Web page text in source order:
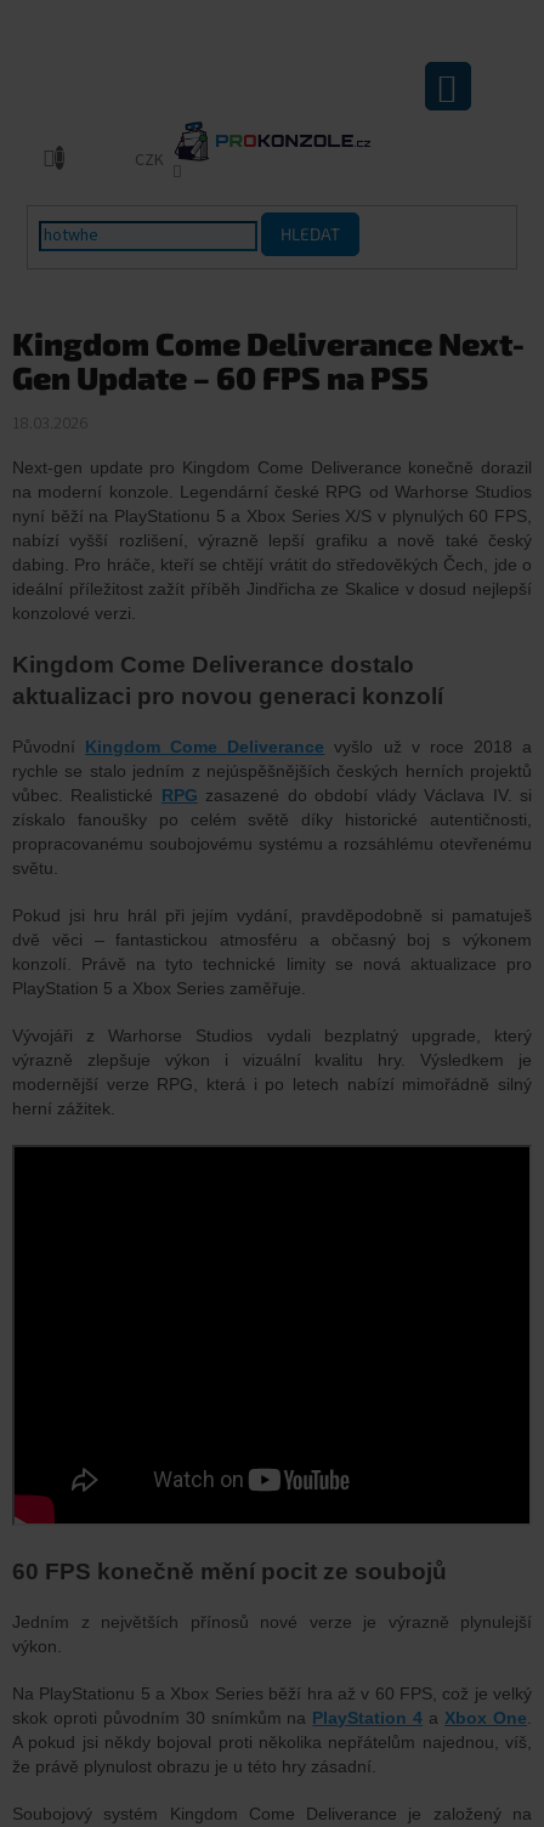
CZK
HLEDAT
KOŠÍK
Kingdom Come Deliverance Next-
Gen Update – 60 FPS na PS5
18.03.2026
Next-gen update pro Kingdom Come Deliverance konečně dorazil
na moderní konzole. Legendární české RPG od Warhorse Studios
nyní běží na PlayStationu 5 a Xbox Series X/S v plynulých 60 FPS,
nabízí vyšší rozlišení, výrazně lepší grafiku a nově také český
dabing. Pro hráče, kteří se chtějí vrátit do středověkých Čech, jde o
ideální příležitost zažít příběh Jindřicha ze Skalice v dosud nejlepší
konzolové verzi.
Kingdom Come Deliverance dostalo
aktualizaci pro novou generaci konzolí
Původní Kingdom Come Deliverance vyšlo už v roce 2018 a
rychle se stalo jedním z nejúspěšnějších českých herních projektů
vůbec. Realistické RPG zasazené do období vlády Václava IV. si
získalo fanoušky po celém světě díky historické autentičnosti,
propracovanému soubojovému systému a rozsáhlému otevřenému
světu.
Pokud jsi hru hrál při jejím vydání, pravděpodobně si pamatuješ
dvě věci – fantastickou atmosféru a občasný boj s výkonem
konzolí. Právě na tyto technické limity se nová aktualizace pro
PlayStation 5 a Xbox Series zaměřuje.
Vývojáři z Warhorse Studios vydali bezplatný upgrade, který
výrazně zlepšuje výkon i vizuální kvalitu hry. Výsledkem je
modernější verze RPG, která i po letech nabízí mimořádně silný
herní zážitek.
60 FPS konečně mění pocit ze soubojů
Jedním z největších přínosů nové verze je výrazně plynulejší
výkon.
Na PlayStationu 5 a Xbox Series běží hra až v 60 FPS, což je velký
skok oproti původním 30 snímkům na PlayStation 4 aXbox One.
A pokud jsi někdy bojoval proti několika nepřátelům najednou, víš,
že právě plynulost obrazu je u této hry zásadní.
Soubojový systém Kingdom Come Deliverance je založený na